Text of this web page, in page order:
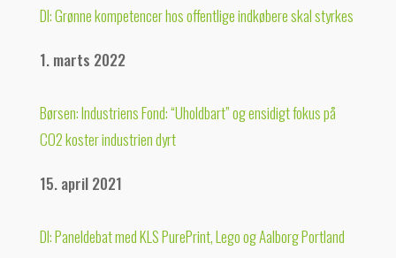
DI: Grønne kompetencer hos offentlige indkøbere skal styrkes
1. marts 2022
Børsen: Industriens Fond: “Uholdbart” og ensidigt fokus på
CO2 koster industrien dyrt
15. april 2021
DI: Paneldebat med KLS PurePrint, Lego og Aalborg Portland